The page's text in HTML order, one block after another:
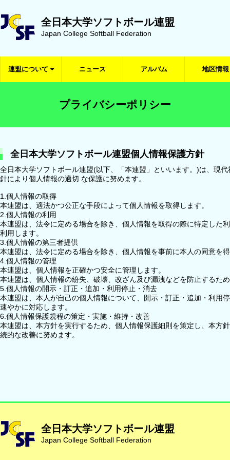
全日本大学ソフトボール連盟
Japan College Softball Federation
連盟について ニュース アルバム 地区情報
プライバシーポリシー
全日本大学ソフトボール連盟個人情報保護方針
全日本大学ソフトボール連盟(以下、「本連盟」といいます。)は、現
針により個人情報の適切 な保護に努めます。
1.個人情報の取得
本連盟は、適法かつ公正な手段によって個人情報を取得します。
2.個人情報の利用
本連盟は、法令に定める場合を除き、個人情報を取得の際に特定した
利用します。
3.個人情報の第三者提供
本連盟は、法令に定める場合を除き、個人情報を事前に本人の同意を
4.個人情報の管理
本連盟は、個人情報を正確かつ安全に管理します。
本連盟は、個人情報の紛失、破壊、改ざん及び漏洩などを防止するた
5.個人情報の開示・訂正・追加・利用停止・消去
本連盟は、本人が自己の個人情報について、開示・訂正・追加・利用
速やかに対応します。
6.個人情報保護規程の策定・実施・維持・改善
本連盟は、本方針を実行するため、個人情報保護細則を策定し、本方
続的な改善に努めます。
全日本大学ソフトボール連盟
Japan College Softball Federation